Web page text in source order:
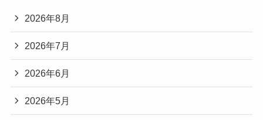
2026年8月
2026年7月
2026年6月
2026年5月